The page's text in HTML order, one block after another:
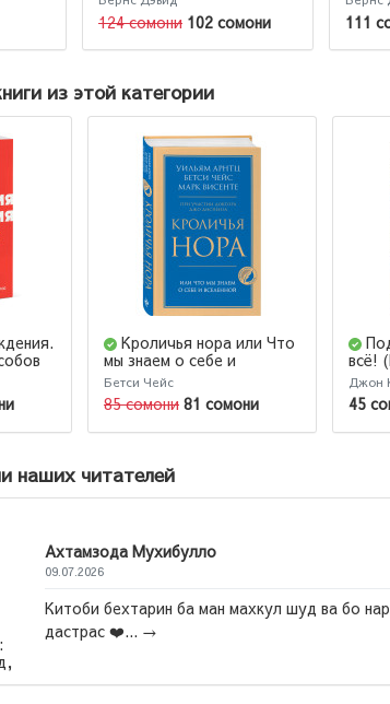
124 сомони 102 сомони 111
из этой категории
Кроличья нора или Что
мы знаем о себе и
Вселенной
Бетси Чейс
85 сомони 81 сомони
всё!
Джон
45
наших читателей
Сара Дж.:
трон
05.04.2026
сначало ,,Стеклянный трон,, а
убийцы,, тем кто реально хочет